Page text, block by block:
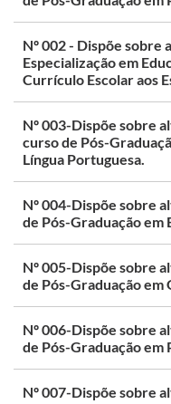
Nº 002 - Dispõe
Especialização em
Currículo Escolar aos
Nº 003-Dispõe sobre
curso de Pós-
Língua Portuguesa.
Nº 004-Dispõe sobre
de Pós-Graduação em
Nº 005-Dispõe sobre
de Pós-Graduação em
Nº 006-Dispõe sobre
de Pós-Graduação em
Nº 007-Dispõe sobre